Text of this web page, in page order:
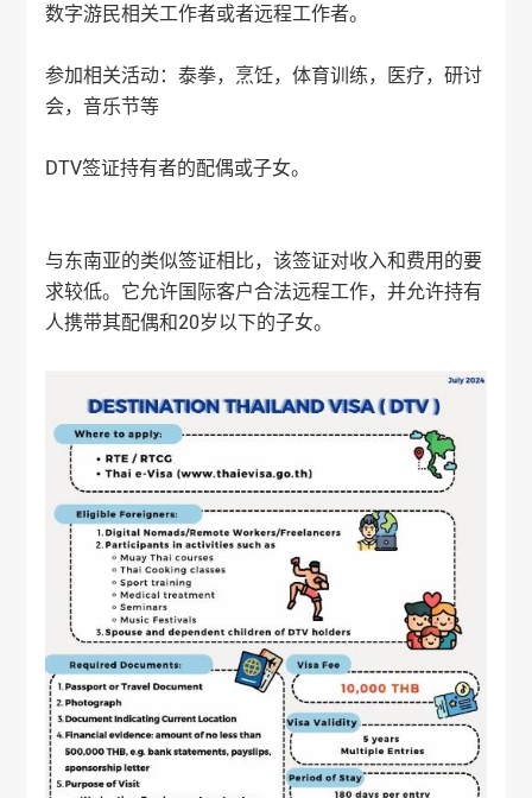
数字游民相关工作者或者远程工作者。
参加相关活动：泰拳，烹饪，体育训练，医疗，研讨
会，音乐节等
DTV签证持有者的配偶或子女。
与东南亚的类似签证相比，该签证对收入和费用的要
求较低。它允许国际客户合法远程工作，并允许持有
人携带其配偶和20岁以下的子女。